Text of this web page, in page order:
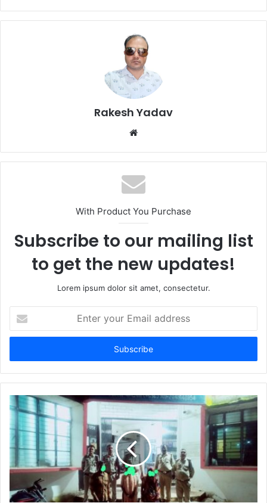
Rakesh Yadav
b
s
i
e
With Product You Purchase
Subscribe to our mailing list
to get the new updates!
Lorem ipsum dolor sit amet, consectetur.
t
r
y
r
m
a
l
d